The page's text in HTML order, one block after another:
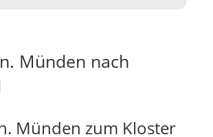
Münden nach
Münden zum Kloster